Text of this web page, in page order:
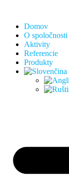
Domov
O spoločnosti
Aktivity
Referencie
Produkty